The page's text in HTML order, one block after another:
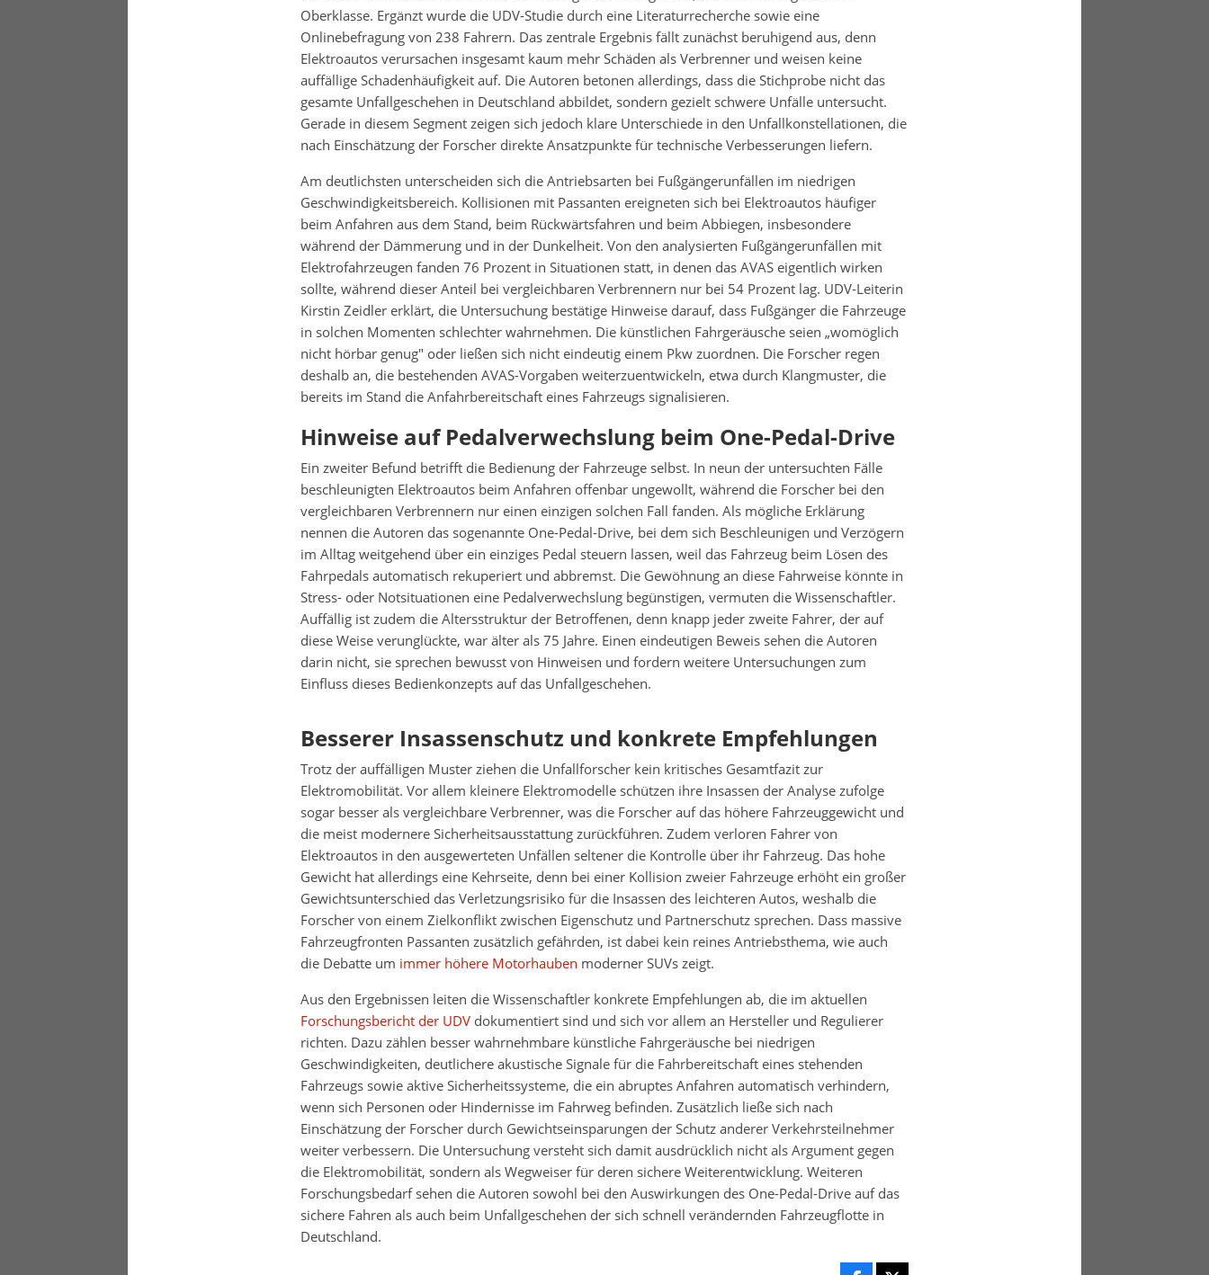
Oberklasse. Ergänzt wurde die UDV-Studie durch eine Literaturrecherche sowie eine
Onlinebefragung von 238 Fahrern. Das zentrale Ergebnis fällt zunächst beruhigend aus, denn
Elektroautos verursachen insgesamt kaum mehr Schäden als Verbrenner und weisen keine
auffällige Schadenhäufigkeit auf. Die Autoren betonen allerdings, dass die Stichprobe nicht das
gesamte Unfallgeschehen in Deutschland abbildet, sondern gezielt schwere Unfälle untersucht.
Gerade in diesem Segment zeigen sich jedoch klare Unterschiede in den Unfallkonstellationen, die
nach Einschätzung der Forscher direkte Ansatzpunkte für technische Verbesserungen liefern.
Am deutlichsten unterscheiden sich die Antriebsarten bei Fußgängerunfällen im niedrigen
Geschwindigkeitsbereich. Kollisionen mit Passanten ereigneten sich bei Elektroautos häufiger
beim Anfahren aus dem Stand, beim Rückwärtsfahren und beim Abbiegen, insbesondere
während der Dämmerung und in der Dunkelheit. Von den analysierten Fußgängerunfällen mit
Elektrofahrzeugen fanden 76 Prozent in Situationen statt, in denen das AVAS eigentlich wirken
sollte, während dieser Anteil bei vergleichbaren Verbrennern nur bei 54 Prozent lag. UDV-Leiterin
Kirstin Zeidler erklärt, die Untersuchung bestätige Hinweise darauf, dass Fußgänger die Fahrzeuge
in solchen Momenten schlechter wahrnehmen. Die künstlichen Fahrgeräusche seien „womöglich
nicht hörbar genug" oder ließen sich nicht eindeutig einem Pkw zuordnen. Die Forscher regen
deshalb an, die bestehenden AVAS-Vorgaben weiterzuentwickeln, etwa durch Klangmuster, die
bereits im Stand die Anfahrbereitschaft eines Fahrzeugs signalisieren.
Hinweise auf Pedalverwechslung beim One-Pedal-Drive
Ein zweiter Befund betrifft die Bedienung der Fahrzeuge selbst. In neun der untersuchten Fälle
beschleunigten Elektroautos beim Anfahren offenbar ungewollt, während die Forscher bei den
vergleichbaren Verbrennern nur einen einzigen solchen Fall fanden. Als mögliche Erklärung
nennen die Autoren das sogenannte One-Pedal-Drive, bei dem sich Beschleunigen und Verzögern
im Alltag weitgehend über ein einziges Pedal steuern lassen, weil das Fahrzeug beim Lösen des
Fahrpedals automatisch rekuperiert und abbremst. Die Gewöhnung an diese Fahrweise könnte in
Stress- oder Notsituationen eine Pedalverwechslung begünstigen, vermuten die Wissenschaftler.
Auffällig ist zudem die Altersstruktur der Betroffenen, denn knapp jeder zweite Fahrer, der auf
diese Weise verunglückte, war älter als 75 Jahre. Einen eindeutigen Beweis sehen die Autoren
darin nicht, sie sprechen bewusst von Hinweisen und fordern weitere Untersuchungen zum
Einfluss dieses Bedienkonzepts auf das Unfallgeschehen.
Besserer Insassenschutz und konkrete Empfehlungen
Trotz der auffälligen Muster ziehen die Unfallforscher kein kritisches Gesamtfazit zur
Elektromobilität. Vor allem kleinere Elektromodelle schützen ihre Insassen der Analyse zufolge
sogar besser als vergleichbare Verbrenner, was die Forscher auf das höhere Fahrzeuggewicht und
die meist modernere Sicherheitsausstattung zurückführen. Zudem verloren Fahrer von
Elektroautos in den ausgewerteten Unfällen seltener die Kontrolle über ihr Fahrzeug. Das hohe
Gewicht hat allerdings eine Kehrseite, denn bei einer Kollision zweier Fahrzeuge erhöht ein großer
Gewichtsunterschied das Verletzungsrisiko für die Insassen des leichteren Autos, weshalb die
Forscher von einem Zielkonflikt zwischen Eigenschutz und Partnerschutz sprechen. Dass massive
Fahrzeugfronten Passanten zusätzlich gefährden, ist dabei kein reines Antriebsthema, wie auch
die Debatte um immer höhere Motorhauben moderner SUVs zeigt.
Aus den Ergebnissen leiten die Wissenschaftler konkrete Empfehlungen ab, die im aktuellen
Forschungsbericht der UDVdokumentiert sind und sich vor allem an Hersteller und Regulierer
richten. Dazu zählen besser wahrnehmbare künstliche Fahrgeräusche bei niedrigen
Geschwindigkeiten, deutlichere akustische Signale für die Fahrbereitschaft eines stehenden
Fahrzeugs sowie aktive Sicherheitssysteme, die ein abruptes Anfahren automatisch verhindern,
wenn sich Personen oder Hindernisse im Fahrweg befinden. Zusätzlich ließe sich nach
Einschätzung der Forscher durch Gewichtseinsparungen der Schutz anderer Verkehrsteilnehmer
weiter verbessern. Die Untersuchung versteht sich damit ausdrücklich nicht als Argument gegen
die Elektromobilität, sondern als Wegweiser für deren sichere Weiterentwicklung. Weiteren
Forschungsbedarf sehen die Autoren sowohl bei den Auswirkungen des One-Pedal-Drive auf das
sichere Fahren als auch beim Unfallgeschehen der sich schnell verändernden Fahrzeugflotte in
Deutschland.